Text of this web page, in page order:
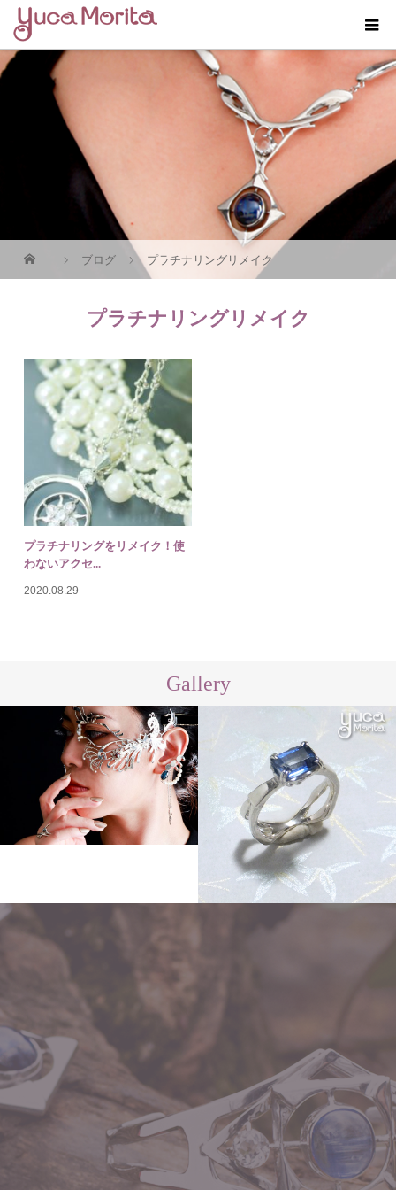
ブログ プラチナリングリメイク
プラチナリングリメイク
プラチナリングをリメイク！使
わないアクセ...
2020.08.29
Gallery
Other
Order